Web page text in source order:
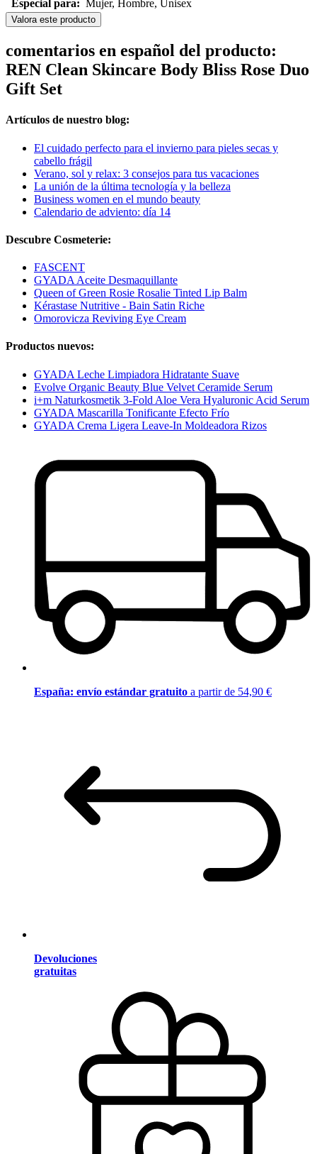
Especial para: Mujer, Hombre, Unisex
Valora este producto
comentarios en español del producto:
REN Clean Skincare Body Bliss Rose Duo
Gift Set
Artículos de nuestro blog:
El cuidado perfecto para el invierno para pieles secas y
cabello frágil
Verano, sol y relax: 3 consejos para tus vacaciones
La unión de la última tecnología y la belleza
Business women en el mundo beauty
Calendario de adviento: día 14
Descubre Cosmeterie:
FASCENT
GYADA Aceite Desmaquillante
Queen of Green Rosie Rosalie Tinted Lip Balm
Kérastase Nutritive - Bain Satin Riche
Omorovicza Reviving Eye Cream
Productos nuevos:
GYADA Leche Limpiadora Hidratante Suave
Evolve Organic Beauty Blue Velvet Ceramide Serum
i+m Naturkosmetik 3-Fold Aloe Vera Hyaluronic Acid Serum
GYADA Mascarilla Tonificante Efecto Frío
GYADA Crema Ligera Leave-In Moldeadora Rizos
España: envío estándar gratuito a partir de 54,90 €
Devoluciones
gratuitas